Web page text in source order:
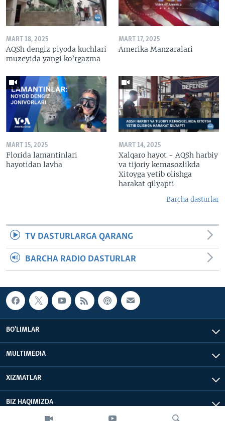
MART 18, 2025
AQSh dengiz piyoda kuchlari
muzeyida yangi ko’rgazma
MART 17, 2025
Amerika Manzaralari
MART 15, 2025
Florida lamantinlari
hayotidan lavha
MART 14, 2025
Xalqaro hayot - AQSh harbiy
va tijoriy kemasozlikda
Xitoyga yetib olishga
harakat qilyapti
Barcha dasturlar
TV DASTURLARGA QARANG
BARCHA RADIO DASTURLAR
BO'LIMLAR
MULTIMEDIA
XIZMATLAR
BIZ HAQIMIZDA